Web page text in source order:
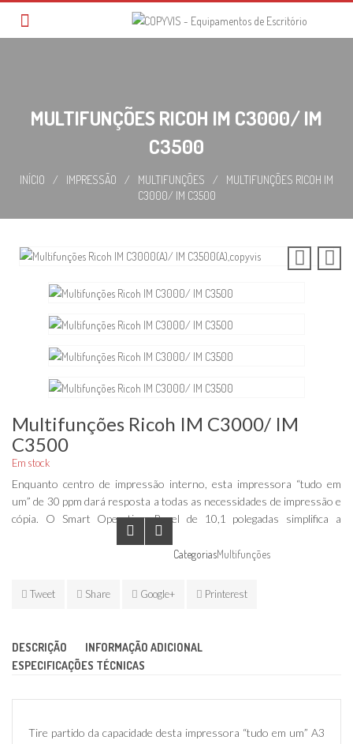
MULTIFUNÇÕES RICOH IM C3000/ IM
C3500
INÍCIO / IMPRESSÃO / MULTIFUNÇÕES /
MULTIFUNÇÕES RICOH IM
C3000/ IM C3500
Multifunções Ricoh IM C3000/ IM
C3500
Em stock
Enquanto centro de impressão interno, esta impressora “tudo em
um” de 30 ppm dará resposta a todas as necessidades de impressão e
cópia. O Smart Operation Panel de 10,1 polegadas simplifica a
operação, permitindo aos utilizadores escolher de uma gama de
aplicações inteligentes e aplicar definições de impressão. E, para além
para preparar materiais de marketing atrativos como, por exemplo,
CategoriasMultifunções
Tweet Share Google+ Printerest
DESCRIÇÃO
INFORMAÇÃO ADICIONAL
ESPECIFICAÇÕES TÉCNICAS
Tire partido da capacidade desta impressora “tudo em um” A3